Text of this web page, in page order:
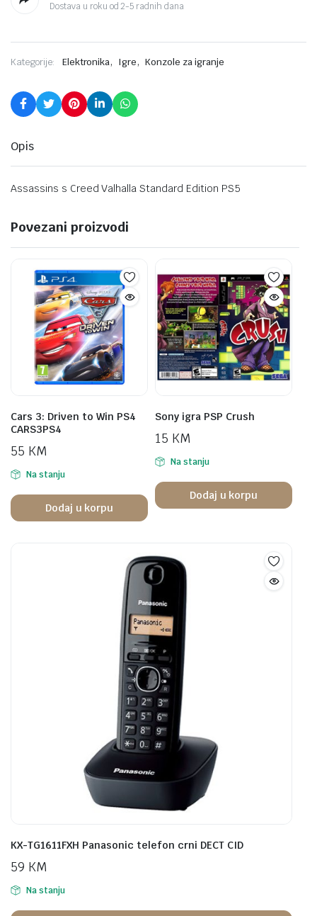
Dostava u roku od 2-5 radnih dana
Kategorije: Elektronika, Igre, Konzole za igranje
Opis
Assassins s Creed Valhalla Standard Edition PS5
Povezani proizvodi
Cars 3: Driven to Win PS4
CARS3PS4
55 KM
Na stanju
Dodaj u korpu
Sony igra PSP Crush
15 KM
Na stanju
Dodaj u korpu
KX-TG1611FXH Panasonic telefon crni DECT CID
59 KM
Na stanju